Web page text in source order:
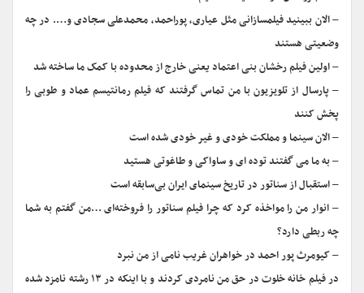
– الان ببینید فیلمسازانی مثل عیاری، پوراحمد، محمدعلی سجادی و…. در چه
وضعیتی هستند
– اولین فیلم رخشان بنی اعتماد یعنی خارج از محدوده با کمک ما ساخته شد
– پارسال از تلویزیون با من تماس گرفتند که فیلم رمانتیسم عماد و طوبی را
پخش کنند
– الان سینما و مملکت خودی و غیر خودی شده است
– به ما می گفتند توده ای و ساواکی و طاغوتی هستید
– استقبال از سناتور در تاریخ سینمای ایران بی‌سابقه است
– انوار من را مواخذه کرد که چرا فیلم سناتور را فروخته‌ای …من گفتم به شما
چه ربطی دارد؟
– کیومرث پور احمد در خواهران غریب نامی از من نبرد
در فیلم خانه خلوت در حق من نامردی کردند و با اینکه در ۱۳ رشته نامزد شده